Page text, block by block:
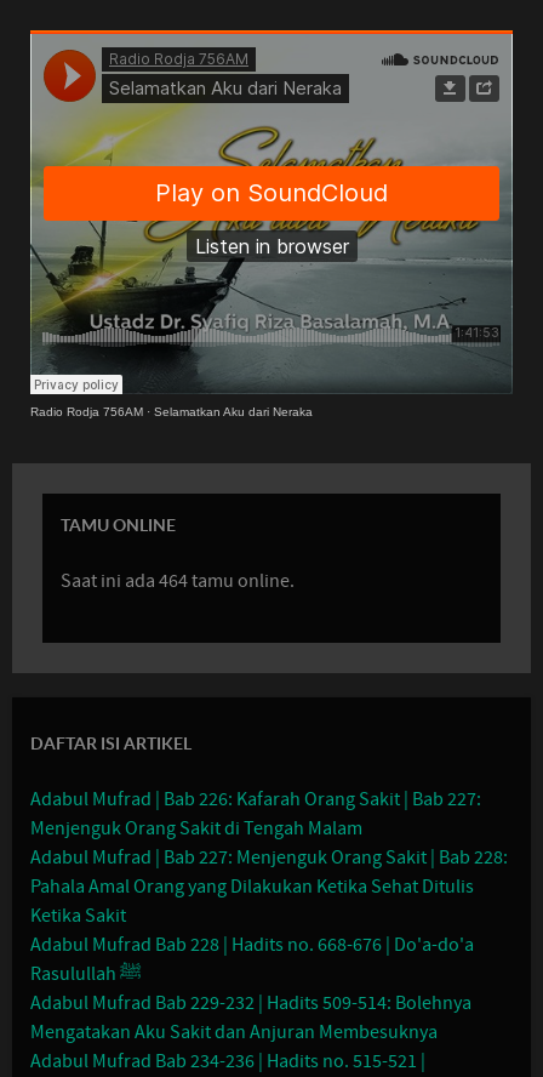
Radio Rodja 756AM · Selamatkan Aku dari Neraka
TAMU ONLINE
Saat ini ada 464 tamu online.
DAFTAR ISI ARTIKEL
Adabul Mufrad | Bab 226: Kafarah Orang Sakit | Bab 227:
Menjenguk Orang Sakit di Tengah Malam
Adabul Mufrad | Bab 227: Menjenguk Orang Sakit | Bab 228:
Pahala Amal Orang yang Dilakukan Ketika Sehat Ditulis
Ketika Sakit
Adabul Mufrad Bab 228 | Hadits no. 668-676 | Do'a-do'a
Rasulullah ﷺ
Adabul Mufrad Bab 229-232 | Hadits 509-514: Bolehnya
Mengatakan Aku Sakit dan Anjuran Membesuknya
Adabul Mufrad Bab 234-236 | Hadits no. 515-521 |